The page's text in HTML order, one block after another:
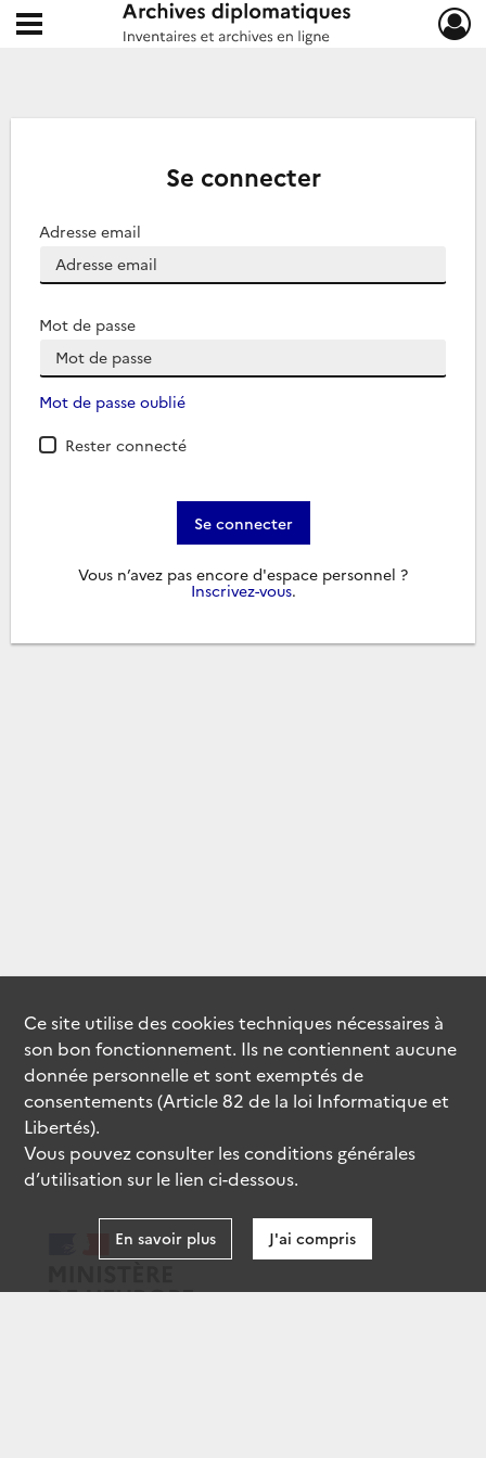
Archives diplomatiques
Ouvrir le menu déroulant
Se connecter
Adresse email
Mot de passe
Mot de passe oublié
Rester connecté
Se connecter
Vous n’avez pas encore d'espace personnel ?
Inscrivez-vous.
Ce site utilise descookiestechniques nécessaires à
son bon fonctionnement. Ils ne contiennent aucune
donnée personnelle et sont exemptés de
consentements (Article 82 de la loi Informatique et
Libertés).
Vous pouvez consulter les conditions générales
d’utilisation sur le lien ci-dessous.
En savoir plus J'ai compris